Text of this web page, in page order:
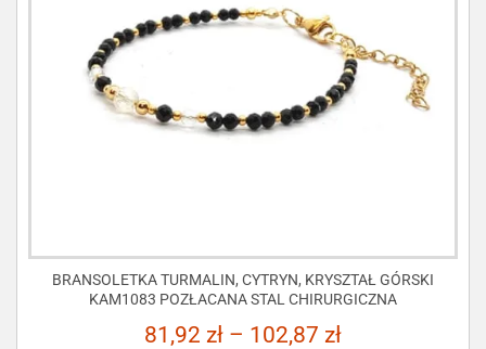
BRANSOLETKA TURMALIN, CYTRYN, KRYSZTAŁ GÓRSKI
KAM1083 POZŁACANA STAL CHIRURGICZNA
81,92 zł – 102,87 zł